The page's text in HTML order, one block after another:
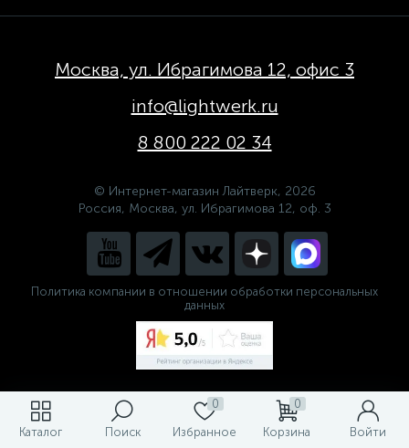
Каталог Поиск
0
Избранное
0
Корзина Войти
Москва, ул. Ибрагимова 12, офис 3
info@lightwerk.ru
8 800 222 02 34
© Интернет-магазин Лайтверк, 2026
Россия, Москва, ул. Ибрагимова 12, оф. 3
Политика компании в отношении обработки персональных
данных